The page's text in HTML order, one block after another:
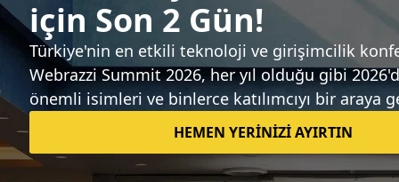
Sıradaki haber